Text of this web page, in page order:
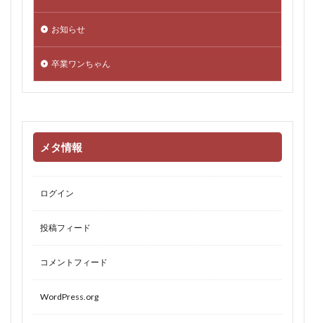
お知らせ
卒業ワンちゃん
メタ情報
ログイン
投稿フィード
コメントフィード
WordPress.org